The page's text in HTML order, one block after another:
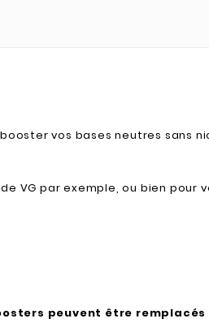
vos bases neutres sans
VG par exemple, ou bien pour
peuvent être